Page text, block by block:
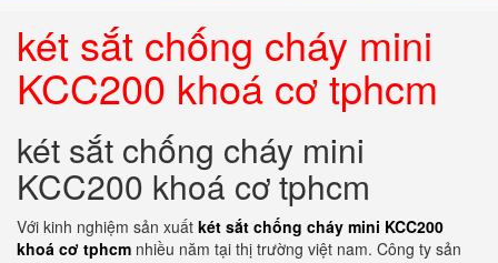
két sắt chống cháy mini
KCC200 khoá cơ tphcm
két sắt chống cháy mini
KCC200 khoá cơ tphcm
Với kinh nghiệm sản xuất két sắt chống cháy mini KCC200
khoá cơ tphcm nhiều năm tại thị trường việt nam. Công ty sản